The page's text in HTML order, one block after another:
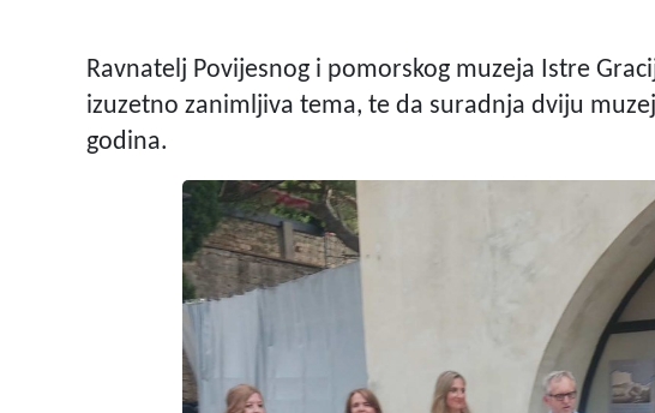
Ravnatelj Povijesnog i pomorskog muzeja Istre
izuzetno zanimljiva tema, te da suradnja dviju
godina.